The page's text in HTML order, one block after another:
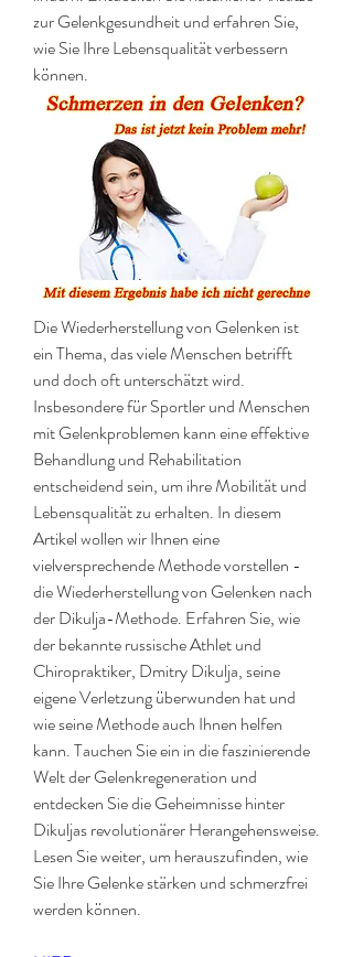
zur Gelenkgesundheit und erfahren Sie,
wie Sie Ihre Lebensqualität verbessern
können.
Die Wiederherstellung von Gelenken ist
ein Thema, das viele Menschen betrifft
und doch oft unterschätzt wird.
Insbesondere für Sportler und Menschen
mit Gelenkproblemen kann eine effektive
Behandlung und Rehabilitation
entscheidend sein, um ihre Mobilität und
Lebensqualität zu erhalten. In diesem
Artikel wollen wir Ihnen eine
vielversprechende Methode vorstellen -
die Wiederherstellung von Gelenken nach
der Dikulja-Methode. Erfahren Sie, wie
der bekannte russische Athlet und
Chiropraktiker, Dmitry Dikulja, seine
eigene Verletzung überwunden hat und
wie seine Methode auch Ihnen helfen
kann. Tauchen Sie ein in die faszinierende
Welt der Gelenkregeneration und
entdecken Sie die Geheimnisse hinter
Dikuljas revolutionärer Herangehensweise.
Lesen Sie weiter, um herauszufinden, wie
Sie Ihre Gelenke stärken und schmerzfrei
werden können.